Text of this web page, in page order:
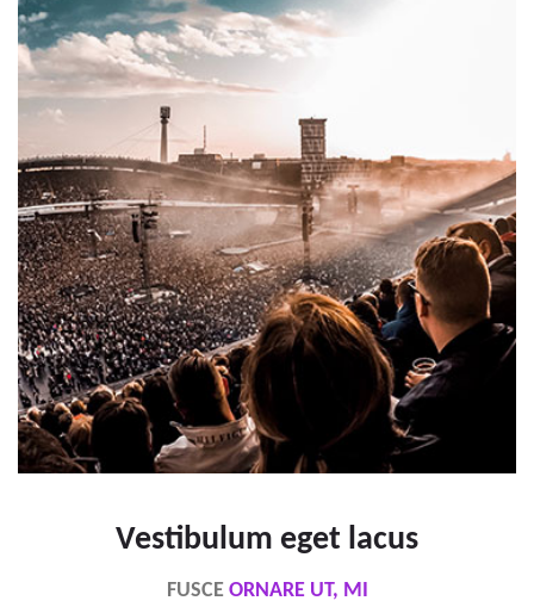
Vestibulum eget lacus
FUSCE ORNARE UT, MI